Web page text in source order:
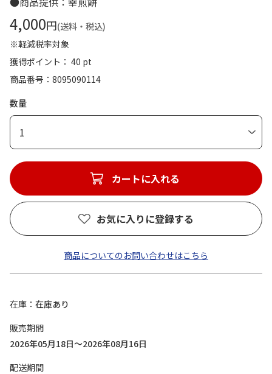
4,000円(送料・税込)
※軽減税率対象
獲得ポイント： 40 pt
商品番号
8095090114
数量
1
カートに入れる
お気に入りに登録する
商品についてのお問い合わせはこちら
在庫
在庫あり
販売期間
2026年05月18日～2026年08月16日
配送期間